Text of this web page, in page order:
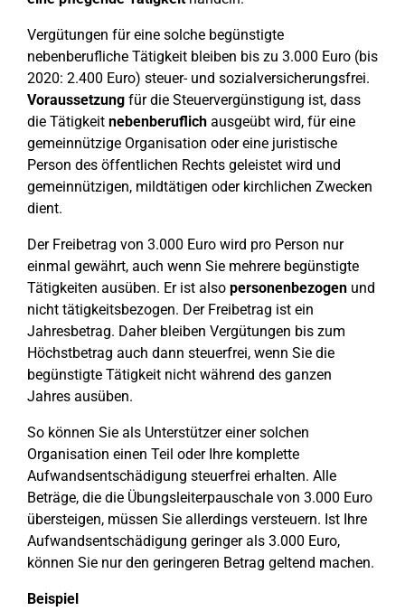
Vergütungen für eine solche begünstigte
nebenberufliche Tätigkeit bleiben bis zu 3.000 Euro (bis
2020: 2.400 Euro) steuer- und sozialversicherungsfrei.
Voraussetzung für die Steuervergünstigung ist, dass
die Tätigkeit nebenberuflich ausgeübt wird, für eine
gemeinnützige Organisation oder eine juristische
Person des öffentlichen Rechts geleistet wird und
gemeinnützigen, mildtätigen oder kirchlichen Zwecken
dient.
Der Freibetrag von 3.000 Euro wird pro Person nur
einmal gewährt, auch wenn Sie mehrere begünstigte
Tätigkeiten ausüben. Er ist also personenbezogen und
nicht tätigkeitsbezogen. Der Freibetrag ist ein
Jahresbetrag. Daher bleiben Vergütungen bis zum
Höchstbetrag auch dann steuerfrei, wenn Sie die
begünstigte Tätigkeit nicht während des ganzen
Jahres ausüben.
So können Sie als Unterstützer einer solchen
Organisation einen Teil oder Ihre komplette
Aufwandsentschädigung steuerfrei erhalten. Alle
Beträge, die die Übungsleiterpauschale von 3.000 Euro
übersteigen, müssen Sie allerdings versteuern. Ist Ihre
Aufwandsentschädigung geringer als 3.000 Euro,
können Sie nur den geringeren Betrag geltend machen.
Beispiel